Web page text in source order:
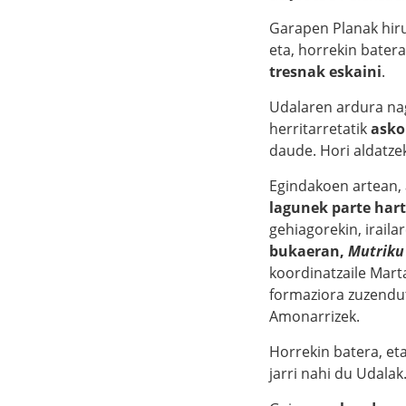
Garapen Planak
eta, horrekin
tresnak eskaini.
Udalaren ardura
herritarretatik
daude. Hori
Egindakoen
lagunek parte
gehiagorekin,
bukaeran, Mutriku
koordinatzaile
formaziora
Amonarrizek.
Horrekin batera, eta
jarri nahi du